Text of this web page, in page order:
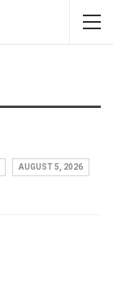
AUGUST 5, 2026